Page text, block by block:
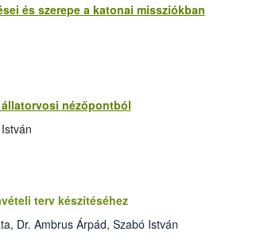
és szerepe a katonai missziókban
nézőpontból
terv készítéséhez
Dr. Ambrus Árpád, Szabó István